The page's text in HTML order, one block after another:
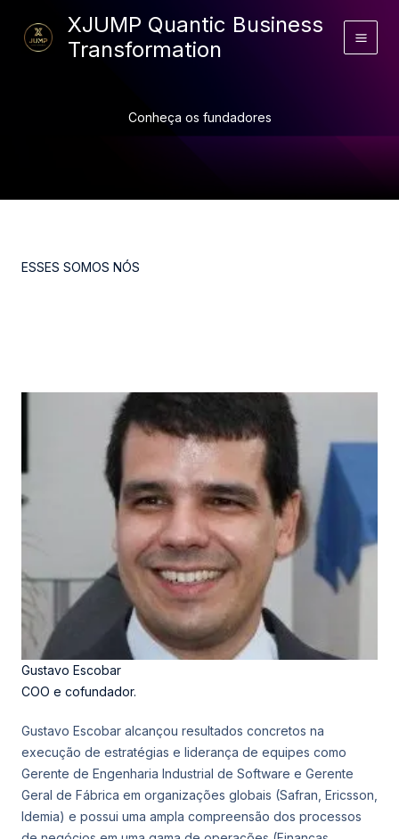
para
XJUMP Quantic Business
Transformation
Conheça os fundadores
ESSES SOMOS NÓS
Gustavo Escobar
COO e cofundador.
Gustavo Escobar alcançou resultados concretos na
execução de estratégias e liderança de equipes como
Gerente de Engenharia Industrial de Software e Gerente
Geral de Fábrica em organizações globais (Safran, Ericsson,
Idemia) e possui uma ampla compreensão dos processos